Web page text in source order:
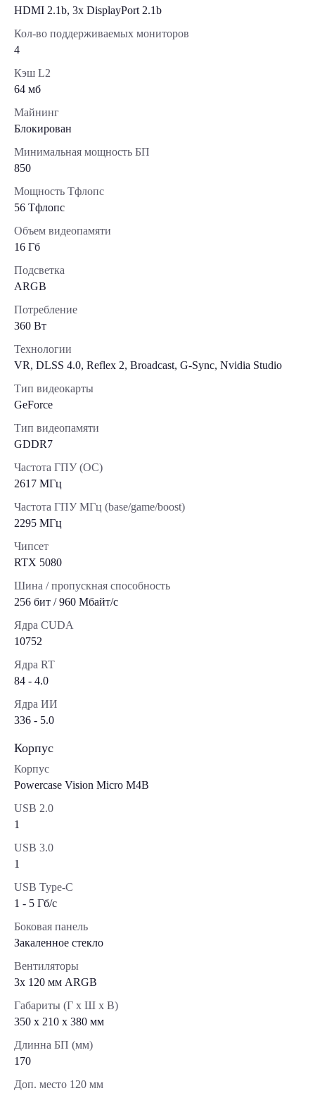
HDMI 2.1b, 3x DisplayPort 2.1b
Кол-во поддерживаемых мониторов
4
Кэш L2
64 мб
Майнинг
Блокирован
Минимальная мощность БП
850
Мощность Тфлопс
56 Тфлопс
Объем видеопамяти
16 Гб
Подсветка
ARGB
Потребление
360 Вт
Технологии
VR, DLSS 4.0, Reflex 2, Broadcast, G-Sync, Nvidia Studio
Тип видеокарты
GeForce
Тип видеопамяти
GDDR7
Частота ГПУ (OC)
2617 МГц
Частота ГПУ МГц (base/game/boost)
2295 МГц
Чипсет
RTX 5080
Шина / пропускная способность
256 бит / 960 Мбайт/с
Ядра CUDA
10752
Ядра RT
84 - 4.0
Ядра ИИ
336 - 5.0
Корпус
Корпус
Powercase Vision Micro M4B
USB 2.0
1
USB 3.0
1
USB Type-C
1 - 5 Гб/с
Боковая панель
Закаленное стекло
Вентиляторы
3х 120 мм ARGB
Габариты (Г x Ш x В)
350 x 210 x 380 мм
Длинна БП (мм)
170
Доп. место 120 мм